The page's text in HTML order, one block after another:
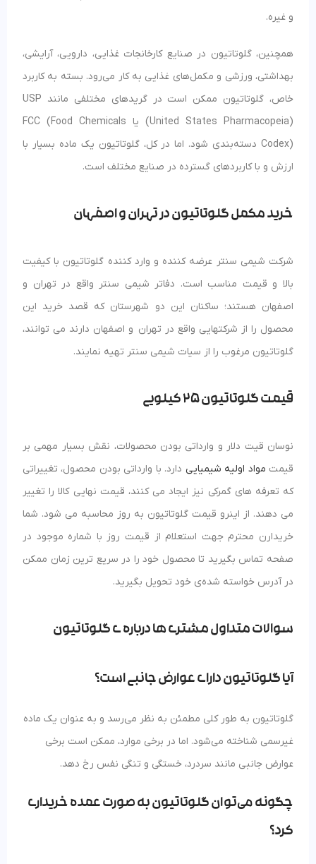
و غیره.
همچنین، گلوتاتیون در صنایع کارخانجات غذایی، دارویی، آرایشی،
بهداشتی، ورزشی و مکمل‌های غذایی به کار می‌رود. بسته به کاربرد
خاص، گلوتاتیون ممکن است در گرید‌های مختلفی مانند USP
(United States Pharmacopeia) یا FCC (Food Chemicals
Codex) دسته‌بندی شود. اما در کل، گلوتاتیون یک ماده بسیار با
ارزش و با کاربردهای گسترده در صنایع مختلف است.
خرید مکمل گلوتاتیون در تهران و اصفهان
شرکت شیمی سنتر عرضه کننده و وارد کننده گلوتاتیون با کیفیت
بالا و قیمت مناسب است. دفاتر شیمی سنتر واقع در تهران و
اصفهان هستند؛ ساکنان این دو شهرستان که قصد خرید این
محصول را از شرکتهایی واقع در تهران و اصفهان دارند می توانند،
گلوتاتیون مرغوب را از سیات شیمی سنتر تهیه نمایند.
قیمت گلوتاتیون 25 کیلویی
نوسان قیت دلار و وارداتی بودن محصولات، نقش بسیار مهمی بر
قیمت مواد اولیه شیمیایی دارد. با وارداتی بودن محصول، تغییراتی
که تعرفه های گمرکی نیز ایجاد می کنند، قیمت نهایی کالا را تغییر
می دهند. از اینرو قیمت گلوتاتیون به روز محاسبه می شود. شما
خریدارن محترم جهت استعلام از قیمت روز با شماره موجود در
صفحه تماس بگیرید تا محصول خود را در سریع ترین زمان ممکن
در آدرس خواسته شده‌ی خود تحویل بگیرید.
سوالات متداول مشتری ها درباره ی گلوتاتیون
آیا گلوتاتیون دارای عوارض جانبی است؟
گلوتاتیون به طور کلی مطمئن به نظر می‌رسد و به عنوان یک ماده
غیرسمی شناخته می‌شود. اما در برخی موارد، ممکن است برخی
عوارض جانبی مانند سردرد، خستگی و تنگی نفس رخ دهد.
چگونه می‌توان گلوتاتیون به صورت عمده خریداری
کرد؟